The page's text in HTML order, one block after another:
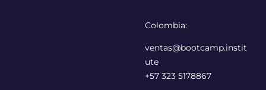
Colombia:
ventas@bootcamp.instit
ute
+57 323 5178867